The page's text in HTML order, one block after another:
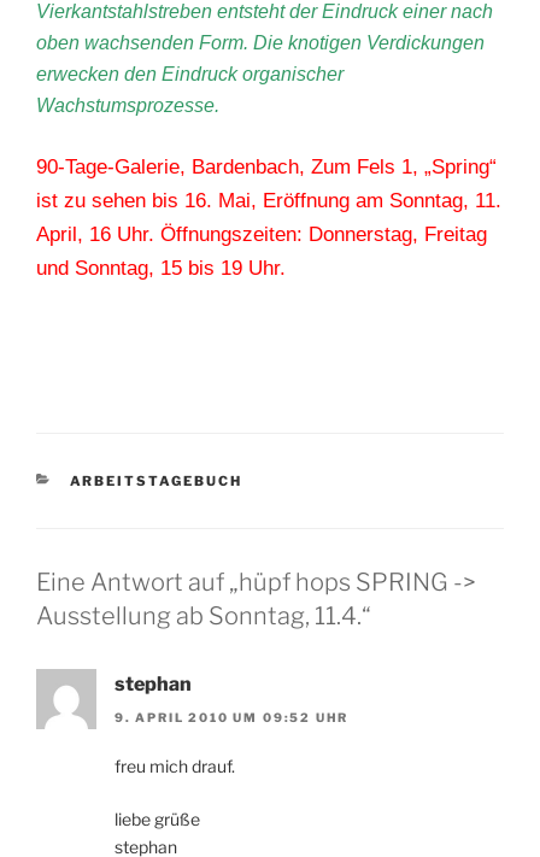
Vierkantstahlstreben entsteht der Eindruck einer nach
oben wachsenden Form. Die knotigen Verdickungen
erwecken den Eindruck organischer
Wachstumsprozesse.
90-Tage-Galerie, Bardenbach, Zum Fels 1, „Spring“
ist zu sehen bis 16. Mai, Eröffnung am Sonntag, 11.
April, 16 Uhr. Öffnungszeiten: Donnerstag, Freitag
und Sonntag, 15 bis 19 Uhr.
KATEGORIEN
ARBEITSTAGEBUCH
Eine Antwort auf „hüpf hops SPRING ->
Ausstellung ab Sonntag, 11.4.“
stephan
9. APRIL 2010 UM 09:52 UHR
freu mich drauf.
liebe grüße
stephan